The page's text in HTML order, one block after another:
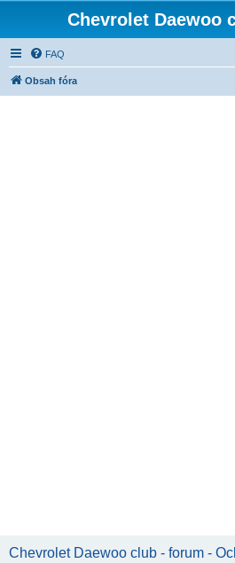
Chevrolet Daewoo
FAQ
Obsah fóra
Chevrolet Daewoo club - forum -